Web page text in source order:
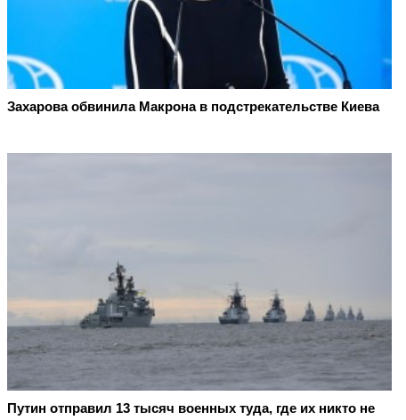
Захарова обвинила Макрона в подстрекательстве Киева
Путин отправил 13 тысяч военных туда, где их никто не